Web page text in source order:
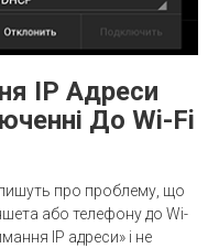
IP Адреси
До Wi-Fi
про проблему, що
або телефону до Wi-
IP адреси» і не